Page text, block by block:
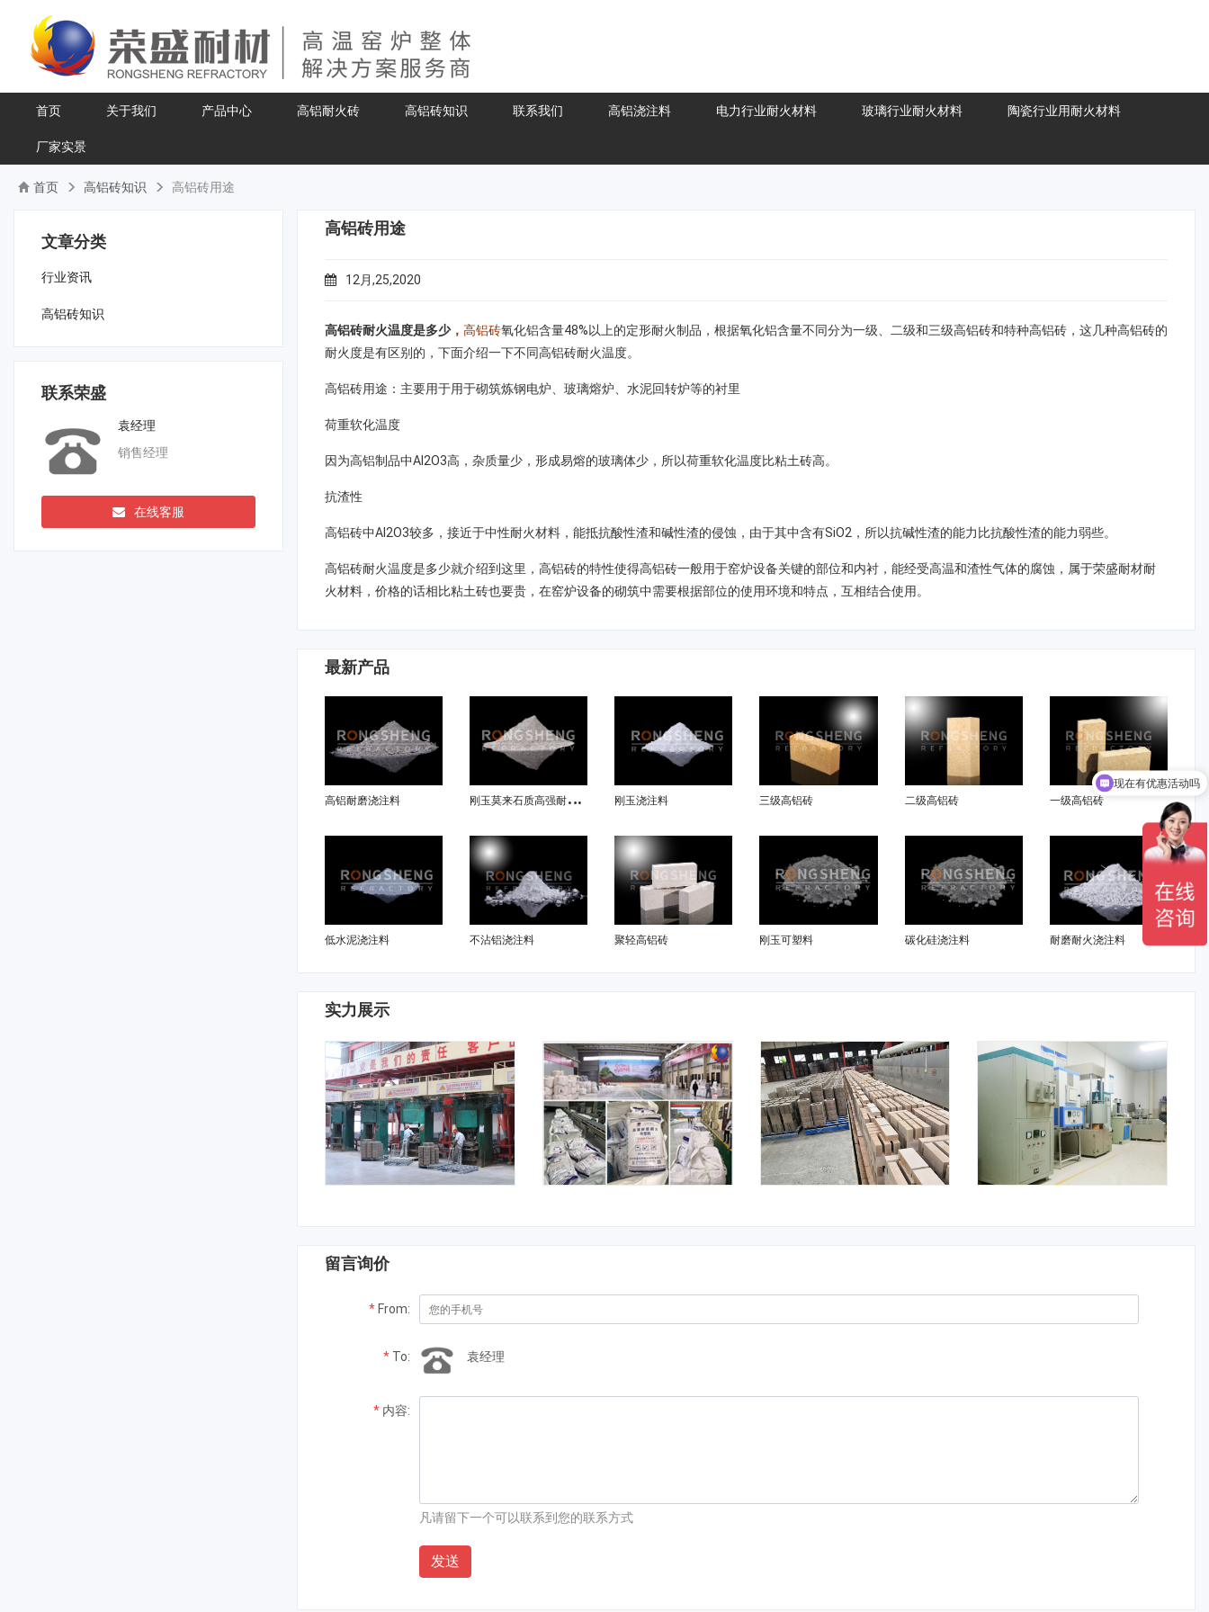
首页 关于我们 产品中心 高铝耐火砖 高铝砖知识 联系我们 高铝浇注料 电力行业耐火材料 玻璃行业耐火材料 陶瓷行业用耐火材料
厂家实景
首页 高铝砖知识 高铝砖用途
文章分类
行业资讯
高铝砖知识
联系荣盛
袁经理
销售经理
在线客服
高铝砖用途
12月,25,2020
高铝砖耐火温度是多少， 高铝砖氧化铝含量48%以上的定形耐火制品，根据氧化铝含量不同分为一级、二级和三级高铝砖和特种高铝砖，这几种高铝砖的
耐火度是有区别的，下面介绍一下不同高铝砖耐火温度。
高铝砖用途：主要用于用于砌筑炼钢电炉、玻璃熔炉、水泥回转炉等的衬里
荷重软化温度
因为高铝制品中Al2O3高，杂质量少，形成易熔的玻璃体少，所以荷重软化温度比粘土砖高。
抗渣性
高铝砖中Al2O3较多，接近于中性耐火材料，能抵抗酸性渣和碱性渣的侵蚀，由于其中含有SiO2，所以抗碱性渣的能力比抗酸性渣的能力弱些。
高铝砖耐火温度是多少就介绍到这里，高铝砖的特性使得高铝砖一般用于窑炉设备关键的部位和内衬，能经受高温和渣性气体的腐蚀，属于荣盛耐材耐
火材料，价格的话相比粘土砖也要贵，在窑炉设备的砌筑中需要根据部位的使用环境和特点，互相结合使用。
最新产品
高铝耐磨浇注料 刚
玉莫来石质高强耐磨耐火浇注料 刚玉浇注料 三级高铝砖 二级高铝砖 一级高铝砖
低水泥浇注料 不沾铝浇注料 聚轻高铝砖 刚玉可塑料 碳化硅浇注料 耐磨耐火浇注料
实力展示
留言询价
* From:
* To: 袁经理
* 内容:
凡请留下一个可以联系到您的联系方式
现在有优惠活动吗